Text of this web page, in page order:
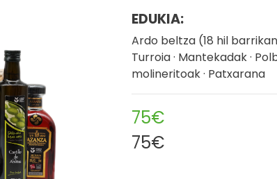
EDUKIA:
Ardo beltza (18 hil barrikan)
Turroia · Mantekadak ·
molineritoak · Patxarana
75€
75€